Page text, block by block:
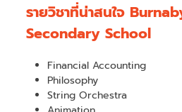
รายวิชาที่น่าสนใจ
Secondary School
Financial Accounting
Philosophy
String Orchestra